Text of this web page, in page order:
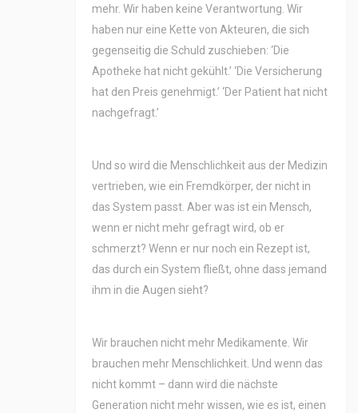
mehr. Wir haben keine Verantwortung. Wir
haben nur eine Kette von Akteuren, die sich
gegenseitig die Schuld zuschieben: ‘Die
Apotheke hat nicht gekühlt.’ ‘Die Versicherung
hat den Preis genehmigt.’ ‘Der Patient hat nicht
nachgefragt.’
Und so wird die Menschlichkeit aus der Medizin
vertrieben, wie ein Fremdkörper, der nicht in
das System passt. Aber was ist ein Mensch,
wenn er nicht mehr gefragt wird, ob er
schmerzt? Wenn er nur noch ein Rezept ist,
das durch ein System fließt, ohne dass jemand
ihm in die Augen sieht?
Wir brauchen nicht mehr Medikamente. Wir
brauchen mehr Menschlichkeit. Und wenn das
nicht kommt – dann wird die nächste
Generation nicht mehr wissen, wie es ist, einen